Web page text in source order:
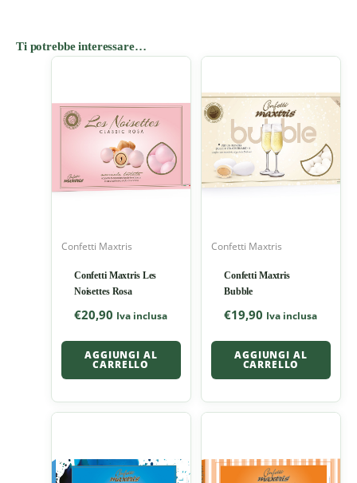
Ti potrebbe interessare…
Confetti Maxtris
Confetti Maxtris Les
Noisettes Rosa
€20,90 Iva inclusa
AGGIUNGI AL
CARRELLO
Confetti Maxtris
Confetti Maxtris
Bubble
€19,90 Iva inclusa
AGGIUNGI AL
CARRELLO